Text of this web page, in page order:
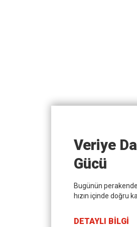
Veriye
Gücü
Bugünün
hızın içinde doğru
DETAYLI BİLGİ